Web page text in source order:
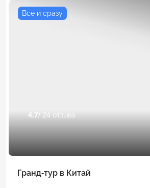
Всё и сразу
4.7/ 24 отзыва
Гранд-тур в Китай